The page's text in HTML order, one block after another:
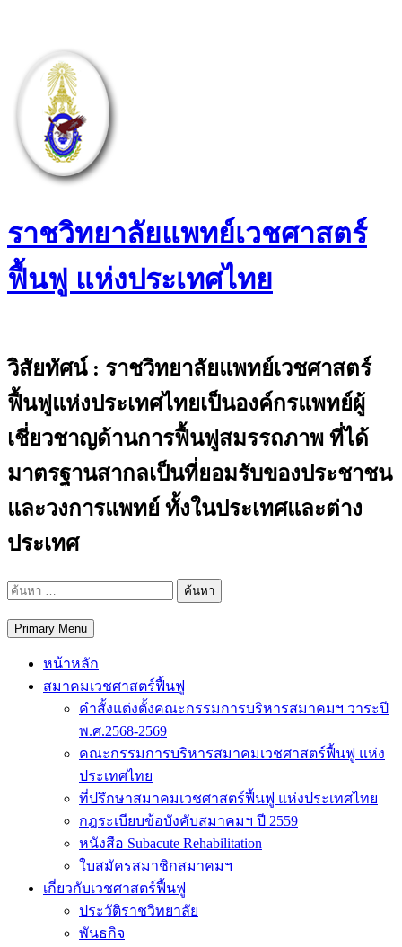
ราชวิทยาลัยแพทย์เวชศาสตร์
ฟื้นฟู แห่งประเทศไทย
วิสัยทัศน์ : ราชวิทยาลัยแพทย์เวชศาสตร์
ฟื้นฟูแห่งประเทศไทยเป็นองค์กรแพทย์ผู้
เชี่ยวชาญด้านการฟื้นฟูสมรรถภาพ ที่ได้
มาตรฐานสากลเป็นที่ยอมรับของประชาชน
และวงการแพทย์ ทั้งในประเทศและต่าง
ประเทศ
ค้นหา
Primary Menu
หน้าหลัก
สมาคมเวชศาสตร์ฟื้นฟู
คำสั้งแต่งตั้งคณะกรรมการบริหารสมาคมฯ วาระปี
พ.ศ.2568-2569
คณะกรรมการบริหารสมาคมเวชศาสตร์ฟื้นฟู แห่ง
ประเทศไทย
ที่ปรึกษาสมาคมเวชศาสตร์ฟื้นฟู แห่งประเทศไทย
กฎระเบียบข้อบังคับสมาคมฯ ปี 2559
หนังสือ Subacute Rehabilitation
ใบสมัครสมาชิกสมาคมฯ
เกี่ยวกับเวชศาสตร์ฟื้นฟู
ประวัติราชวิทยาลัย
พันธกิจ